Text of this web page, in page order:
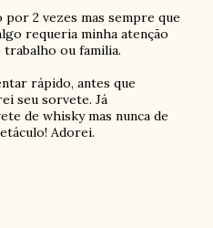
por 2 vezes mas sempre que
requeria minha atenção
ou familia.
rápido, antes que
seu sorvete. Já
de whisky mas nunca de
Adorei.